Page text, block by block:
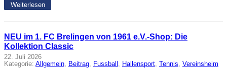
Weiterlesen
NEU im 1. FC Brelingen von 1961 e.V.-Shop: Die
Kollektion Classic
22. Juli 2026
Kategorie: Allgemein, Beitrag, Fussball , Hallensport, Tennis, Vereinsheim